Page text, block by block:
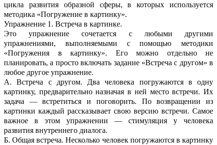
цикла развития образной сферы, в которых используется
методика «Погружение в картинку».
Упражнение 1. Встреча в картинке.
Это упражнение сочетается с любыми другими
упражнениями, выполняемыми с помощью методики
«Погружения в картинку». Его можно отдельно не
планировать, а просто включать задание «Встреча с другом» в
любое другое упражнение.
A. Встреча с другом. Два человека погружаются в одну
картинку, предварительно назначая в ней место встречи. Их
задача — встретиться и поговорить. По возвращении из
картинки каждый рассказывает свою версию встречи. Самое
важное в этом упражнении — стимуляция у человека
развития внутреннего диалога.
Б. Общая встреча. Несколько человек погружаются в картинку